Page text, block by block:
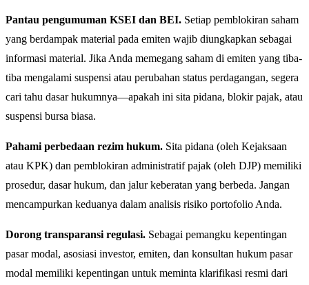
Pantau pengumuman KSEI dan BEI. Setiap pemblokiran saham
yang berdampak material pada emiten wajib diungkapkan sebagai
informasi material. Jika Anda memegang saham di emiten yang tiba-
tiba mengalami suspensi atau perubahan status perdagangan, segera
cari tahu dasar hukumnya—apakah ini sita pidana, blokir pajak, atau
suspensi bursa biasa.
Pahami perbedaan rezim hukum. Sita pidana (oleh Kejaksaan
atau KPK) dan pemblokiran administratif pajak (oleh DJP) memiliki
prosedur, dasar hukum, dan jalur keberatan yang berbeda. Jangan
mencampurkan keduanya dalam analisis risiko portofolio Anda.
Dorong transparansi regulasi. Sebagai pemangku kepentingan
pasar modal, asosiasi investor, emiten, dan konsultan hukum pasar
modal memiliki kepentingan untuk meminta klarifikasi resmi dari